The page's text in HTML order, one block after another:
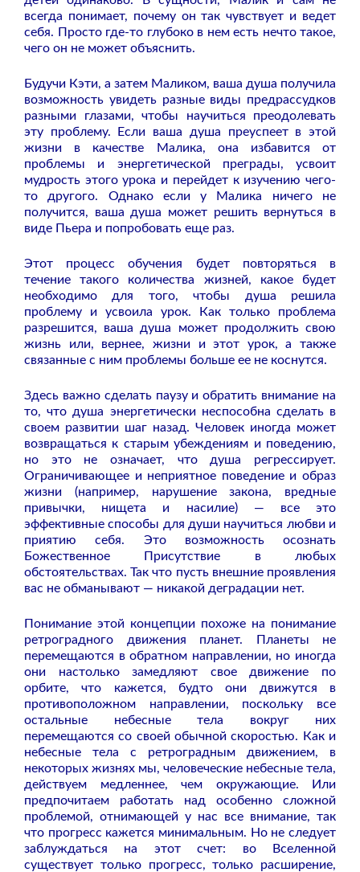
всегда понимает, почему он так чувствует и ведет
себя. Просто где-то глубоко в нем есть нечто такое,
чего он не может объяснить.
Будучи Кэти, а затем Маликом, ваша душа получила
возможность увидеть разные виды предрассудков
разными глазами, чтобы научиться преодолевать
эту проблему. Если ваша душа преуспеет в этой
жизни в качестве Малика, она избавится от
проблемы и энергетической преграды, усвоит
мудрость этого урока и перейдет к изучению чего-
то другого. Однако если у Малика ничего не
получится, ваша душа может решить вернуться в
виде Пьера и попробовать еще раз.
Этот процесс обучения будет повторяться в
течение такого количества жизней, какое будет
необходимо для того, чтобы душа решила
проблему и усвоила урок. Как только проблема
разрешится, ваша душа может продолжить свою
жизнь или, вернее, жизни и этот урок, а также
связанные с ним проблемы больше ее не коснутся.
Здесь важно сделать паузу и обратить внимание на
то, что душа энергетически неспособна сделать в
своем развитии шаг назад. Человек иногда может
возвращаться к старым убеждениям и поведению,
но это не означает, что душа регрессирует.
Ограничивающее и неприятное поведение и образ
жизни (например, нарушение закона, вредные
привычки, нищета и насилие) — все это
эффективные способы для души научиться любви и
приятию себя. Это возможность осознать
Божественное Присутствие в любых
обстоятельствах. Так что пусть внешние проявления
вас не обманывают — никакой деградации нет.
Понимание этой концепции похоже на понимание
ретроградного движения планет. Планеты не
перемещаются в обратном направлении, но иногда
они настолько замедляют свое движение по
орбите, что кажется, будто они движутся в
противоположном направлении, поскольку все
остальные небесные тела вокруг них
перемещаются со своей обычной скоростью. Как и
небесные тела с ретроградным движением, в
некоторых жизнях мы, человеческие небесные тела,
действуем медленнее, чем окружающие. Или
предпочитаем работать над особенно сложной
проблемой, отнимающей у нас все внимание, так
что прогресс кажется минимальным. Но не следует
заблуждаться на этот счет: во Вселенной
существует только прогресс, только расширение,